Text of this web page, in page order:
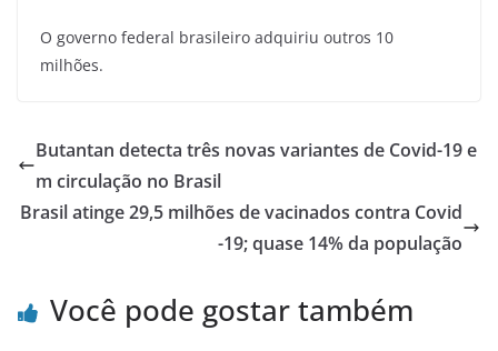
O governo federal brasileiro adquiriu outros 10
milhões.
Butantan detecta três novas variantes de Covid-19 e
m circulação no Brasil
Brasil atinge 29,5 milhões de vacinados contra Covid
-19; quase 14% da população
Você pode gostar também